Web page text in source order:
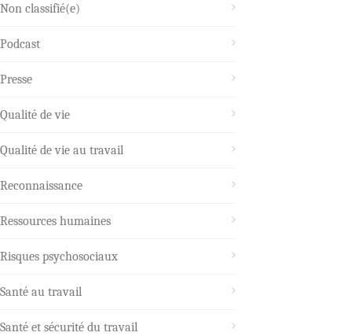
Non classifié(e)
Podcast
Presse
Qualité de vie
Qualité de vie au travail
Reconnaissance
Ressources humaines
Risques psychosociaux
Santé au travail
Santé et sécurité du travail